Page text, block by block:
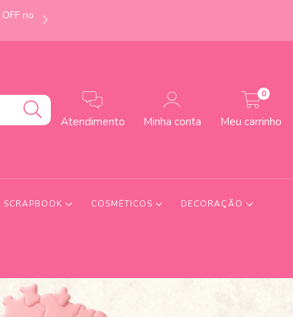
no
Atendimento Minha conta Meu carrinho
0
SCRAPBOOK COSMÉTICOS DECORAÇÃO